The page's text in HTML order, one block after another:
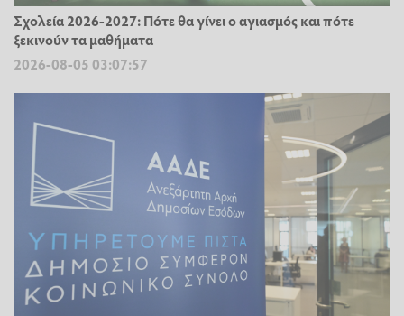
Σχολεία 2026-2027: Πότε θα γίνει ο αγιασμός και πότε
ξεκινούν τα μαθήματα
2026-08-05 03:07:57